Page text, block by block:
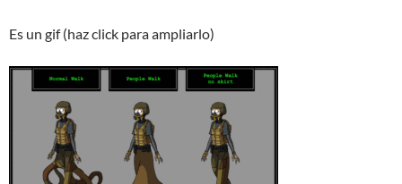
Es un gif (haz click para ampliarlo)